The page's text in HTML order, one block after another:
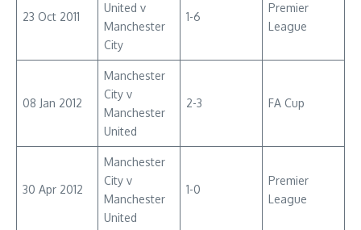
23 Oct 2011
United v
Manchester
City
1-6
Premier
League
08 Jan 2012
Manchester
City v
Manchester
United
2-3 FA Cup
30 Apr 2012
Manchester
City v
Manchester
United
1-0
Premier
League